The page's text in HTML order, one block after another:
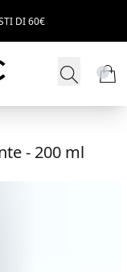
DI 60€
- 200 ml